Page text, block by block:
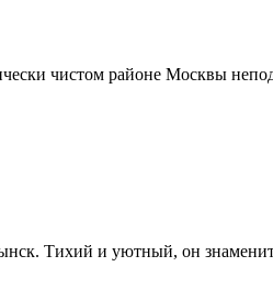
чистом районе Москвы
Тихий и уютный, он